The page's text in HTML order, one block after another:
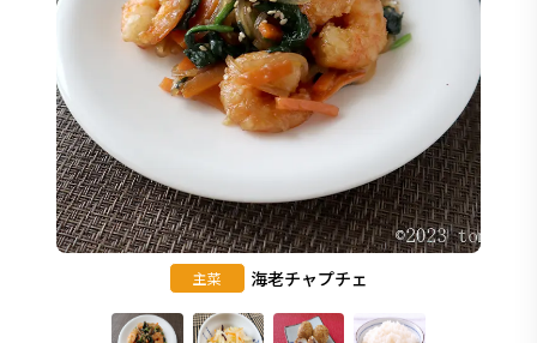
主菜 海老チャプチェ